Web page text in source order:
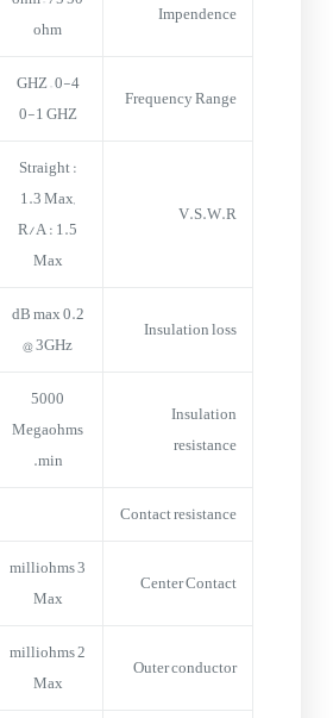
Impendence
ohm
Frequency Range
0-4 GHZ –
0-1 GHZ
V.S.W.R
Straight :
1.3 Max,
R/A : 1.5
Max
Insulation loss
0.2 dB max
@ 3GHz
Insulation
resistance
5000
Megaohms
min.
Contact resistance
Center Contact
3 milliohms
Max
Outer conductor
2 milliohms
Max